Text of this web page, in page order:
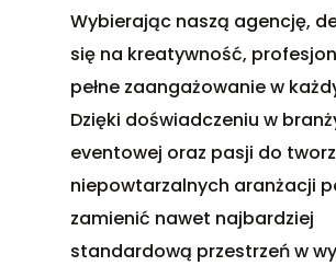
Wybierając naszą agencję,
się na kreatywność,
pełne zaangażowanie w
Dzięki doświadczeniu w
eventowej oraz pasji do
niepowtarzalnych aranżacji
zamienić nawet najbardziej
standardową przestrzeń w